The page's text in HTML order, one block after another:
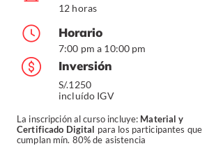
12 horas
Horario
7:00 pm a 10:00 pm
Inversión
S/.1250
incluído IGV
La inscripción al curso incluye: Material y
Certificado Digital para los participantes que
cumplan mín. 80% de asistencia